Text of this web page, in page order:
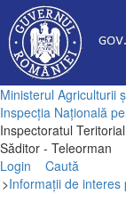
Ministerul Agriculturii
Inspecția Națională
Inspectoratul
Săditor - Teleorman
Login
Caută
>Informații de interes